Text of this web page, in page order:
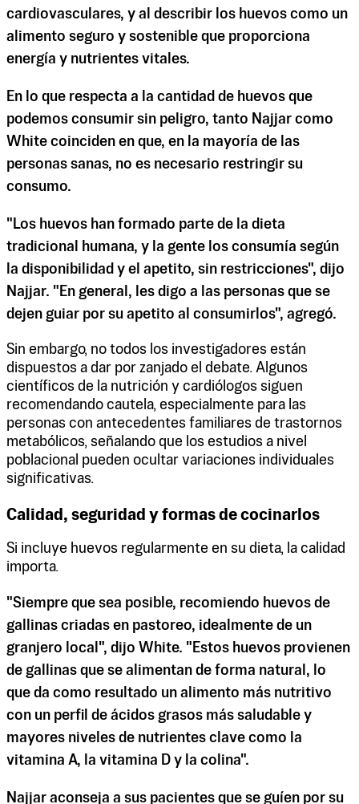
cardiovasculares, y al describir los huevos como un
alimento seguro y sostenible que proporciona
energía y nutrientes vitales.
En lo que respecta a la cantidad de huevos que
podemos consumir sin peligro, tanto Najjar como
White coinciden en que, en la mayoría de las
personas sanas, no es necesario restringir su
consumo.
"Los huevos han formado parte de la dieta
tradicional humana, y la gente los consumía según
la disponibilidad y el apetito, sin restricciones", dijo
Najjar. "En general, les digo a las personas que se
dejen guiar por su apetito al consumirlos", agregó.
Sin embargo, no todos los investigadores están
dispuestos a dar por zanjado el debate. Algunos
científicos de la nutrición y cardiólogos siguen
recomendando cautela, especialmente para las
personas con antecedentes familiares de trastornos
metabólicos, señalando que los estudios a nivel
poblacional pueden ocultar variaciones individuales
significativas.
Calidad, seguridad y formas de cocinarlos
Si incluye huevos regularmente en su dieta, la calidad
importa.
"Siempre que sea posible, recomiendo huevos de
gallinas criadas en pastoreo, idealmente de un
granjero local", dijo White. "Estos huevos provienen
de gallinas que se alimentan de forma natural, lo
que da como resultado un alimento más nutritivo
con un perfil de ácidos grasos más saludable y
mayores niveles de nutrientes clave como la
vitamina A, la vitamina D y la colina".
Najjar aconseja a sus pacientes que se guíen por su